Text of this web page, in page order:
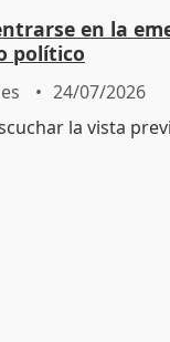
en la
político
24/07/2026